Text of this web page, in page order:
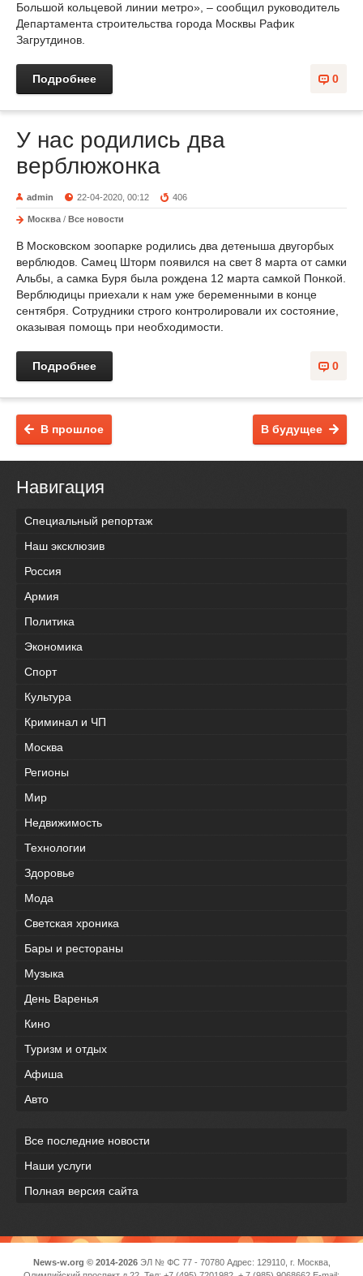
Большой кольцевой линии метро», – сообщил руководитель
Департамента строительства города Москвы Рафик
Загрутдинов.
0
Подробнее
У нас родились два
верблюжонка
admin 22-04-2020, 00:12 406
Москва / Все новости
В Московском зоопарке родились два детеныша двугорбых
верблюдов. Самец Шторм появился на свет 8 марта от самки
Альбы, а самка Буря была рождена 12 марта самкой Понкой.
Верблюдицы приехали к нам уже беременными в конце
сентября. Сотрудники строго контролировали их состояние,
оказывая помощь при необходимости.
0
Подробнее
В будущее
В прошлое
Навигация
Специальный репортаж
Наш эксклюзив
Россия
Армия
Политика
Экономика
Спорт
Культура
Криминал и ЧП
Москва
Регионы
Мир
Недвижимость
Технологии
Здоровье
Мода
Светская хроника
Бары и рестораны
Музыка
День Варенья
Кино
Туризм и отдых
Афиша
Авто
Все последние новости
Наши услуги
Полная версия сайта
News-w.org © 2014-2026ЭЛ № ФС 77 - 70780 Адрес: 129110, г. Москва,